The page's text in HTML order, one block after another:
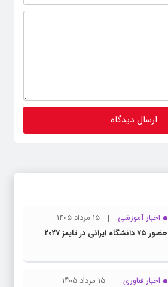
اخبار آموزشی
۱۵ مرداد ۱۴۰۵
حضور ۷۵ دانشگاه ایرانی در تایمز ۲۰۲۷
اخبار فناوری ۱۵ مرداد ۱۴۰۵